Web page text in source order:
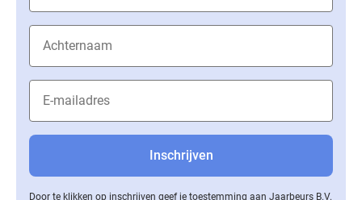
Door te klikken op inschrijven geef je toestemming aan Jaarbeurs B.V.